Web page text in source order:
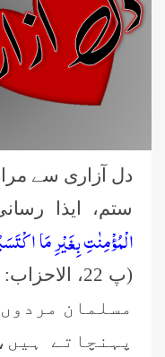
دل آزاری سے
ستم، ایذا
الْمُؤْمِنٰتِ بِغَیْرِ مَا
مسلمان
پہنچاتے